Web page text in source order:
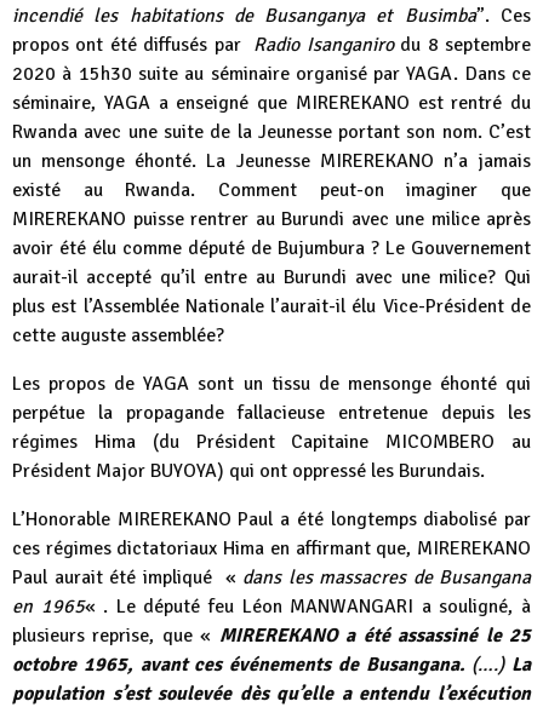
incendié les habitations de Busanganya et Busimba”. Ces
propos ont été diffusés par Radio Isanganirodu 8 septembre
2020 à 15h30 suite au séminaire organisé par YAGA. Dans ce
séminaire, YAGA a enseigné que MIREREKANO est rentré du
Rwanda avec une suite de la Jeunesse portant son nom. C’est
un mensonge éhonté. La Jeunesse MIREREKANO n’a jamais
existé au Rwanda. Comment peut-on imaginer que
MIREREKANO puisse rentrer au Burundi avec une milice après
avoir été élu comme député de Bujumbura ? Le Gouvernement
aurait-il accepté qu’il entre au Burundi avec une milice? Qui
plus est l’Assemblée Nationale l’aurait-il élu Vice-Président de
cette auguste assemblée?
Les propos de YAGA sont un tissu de mensonge éhonté qui
perpétue la propagande fallacieuse entretenue depuis les
régimes Hima (du Président Capitaine MICOMBERO au
Président Major BUYOYA) qui ont oppressé les Burundais.
L’Honorable MIREREKANO Paul a été longtemps diabolisé par
ces régimes dictatoriaux Hima en affirmant que, MIREREKANO
Paul aurait été impliqué « dans les massacres de Busangana
en 1965« . Le député feu Léon MANWANGARI a souligné, à
plusieurs reprise, que « MIREREKANO a été assassiné le 25
octobre 1965, avant ces événements de Busangana. (….) La
population s’est soulevée dès qu’elle a entendu l’exécution